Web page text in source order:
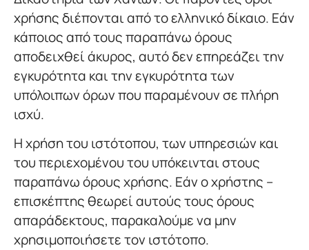
χρήσης διέπονται από το ελληνικό δίκαιο. Εάν
κάποιος από τους παραπάνω όρους
αποδειχθεί άκυρος, αυτό δεν επηρεάζει την
εγκυρότητα και την εγκυρότητα των
υπόλοιπων όρων που παραμένουν σε πλήρη
ισχύ.
Η χρήση του ιστότοπου, των υπηρεσιών και
του περιεχομένου του υπόκεινται στους
παραπάνω όρους χρήσης. Εάν ο χρήστης –
επισκέπτης θεωρεί αυτούς τους όρους
απαράδεκτους, παρακαλούμε να μην
χρησιμοποιήσετε τον ιστότοπο.